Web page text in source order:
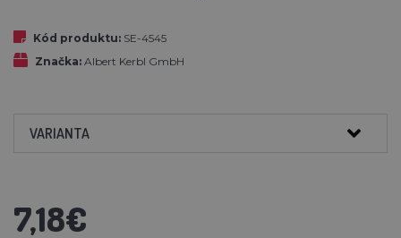
Kód produktu: SE-4545
Značka: Albert Kerbl GmbH
VARIANTA
7,18€